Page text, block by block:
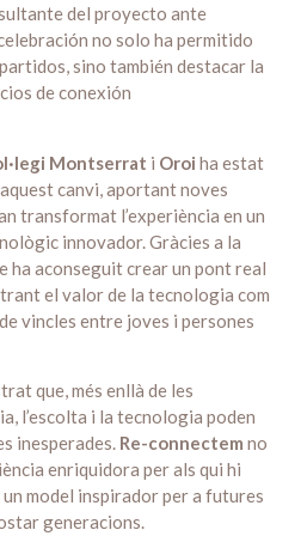
del proyecto ante
no solo ha permitido
sino también destacar la
de conexión
Montserrat i Oroi ha estat
canvi, aportant noves
transformat l’experiència en un
innovador. Gràcies a la
ha aconseguit crear un pont real
el valor de la tecnologia com
vincles entre joves i persones
que, més enllà de les
l’escolta i la tecnologia poden
inesperades. Re-connectem no
enriquidora per als qui hi
model inspirador per a futures
generacions.